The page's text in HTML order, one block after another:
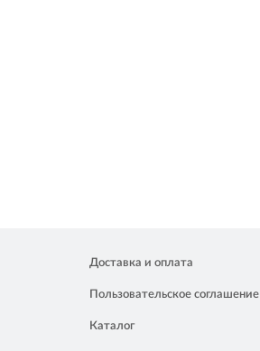
Доставка и оплата
Пользовательское соглашение
Каталог